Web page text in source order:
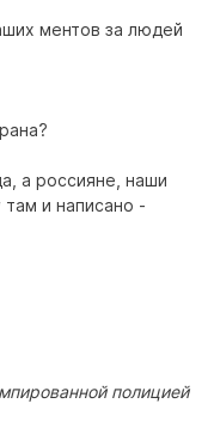
ментов за людей
а россияне, наши
и написано -
полицией